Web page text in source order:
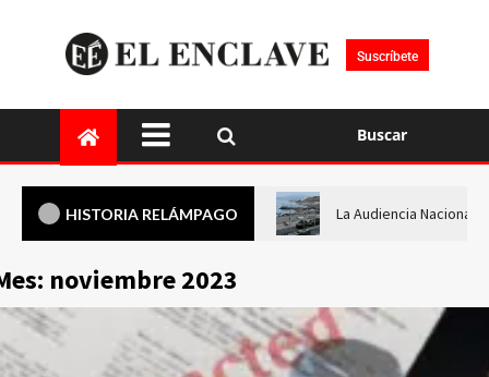
Suscríbete
Buscar
HISTORIA RELÁMPAGO La Audiencia Nacional
noviembre 2023